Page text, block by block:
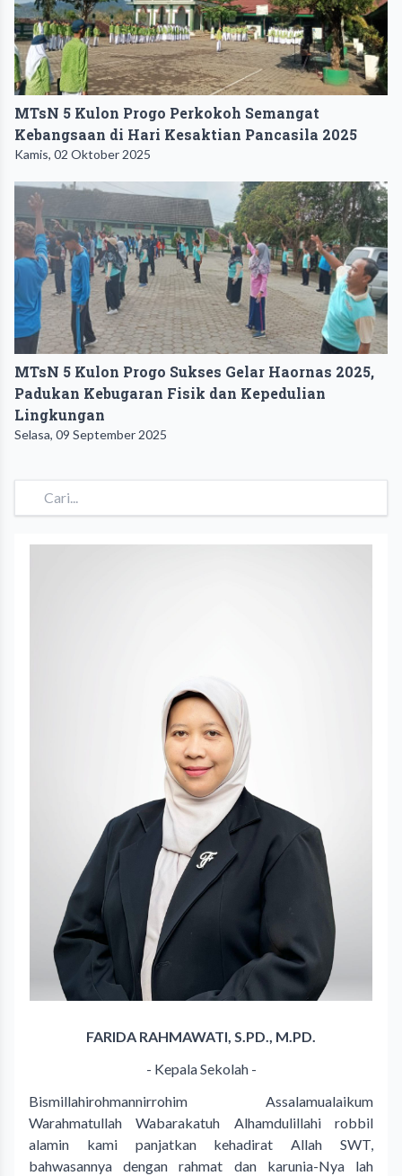
MTsN 5 Kulon Progo Perkokoh Semangat
Kebangsaan di Hari Kesaktian Pancasila 2025
Kamis, 02 Oktober 2025
MTsN 5 Kulon Progo Sukses Gelar Haornas 2025,
Padukan Kebugaran Fisik dan Kepedulian
Lingkungan
Selasa, 09 September 2025
FARIDA RAHMAWATI, S.PD., M.PD.
- Kepala Sekolah -
Bismillahirohmannirrohim Assalamualaikum
Warahmatullah Wabarakatuh Alhamdulillahi robbil
alamin kami panjatkan kehadirat Allah SWT,
bahwasannya dengan rahmat dan karunia-Nya lah